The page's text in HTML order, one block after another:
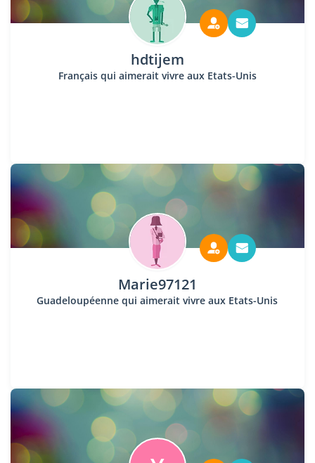
hdtijem
Français qui aimerait vivre aux Etats-Unis
Marie97121
Guadeloupéenne qui aimerait vivre aux Etats-Unis